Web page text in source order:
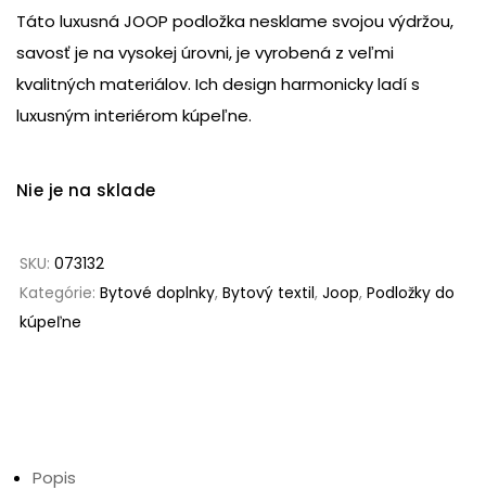
Táto luxusná JOOP podložka nesklame svojou výdržou,
savosť je na vysokej úrovni, je vyrobená z veľmi
kvalitných materiálov. Ich design harmonicky ladí s
luxusným interiérom kúpeľne.
Nie je na sklade
SKU: 073132
Kategórie: Bytové doplnky, Bytový textil, Joop, Podložky do
kúpeľne
Popis